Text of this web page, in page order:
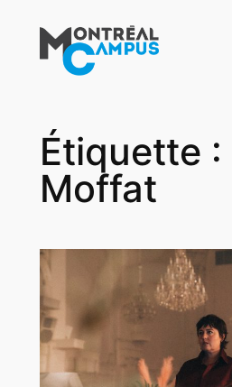
contenu
Étiquette :
Moffat